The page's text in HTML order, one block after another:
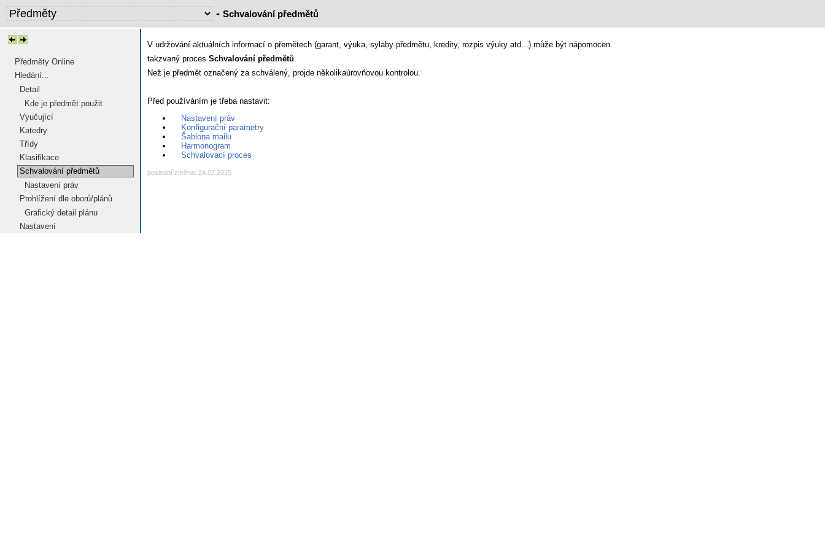
- Schvalování předmětů
Předměty Online
Hledání...
Detail
Kde je předmět použit
Vyučující
Katedry
Třídy
Klasifikace
Schvalování předmětů
Nastavení práv
Prohlížení dle oborů/plánů
Grafický detail plánu
Nastavení
V udržování aktuálních informací o přemětech (garant, výuka, sylaby předmětu, kredity, rozpis výuky atd...) může být nápomocen
takzvaný proces Schvalování předmětů.
Než je předmět označený za schválený, projde několikaúrovňovou kontrolou.
Před používáním je třeba nastavit:
Nastavení práv
Konfigurační parametry
Šablona mailu
Harmonogram
Schvalovací proces
poslední změna: 24.07.2015